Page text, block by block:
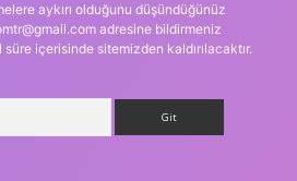
aykırı olduğunu düşündüğünüz
adresine bildirmeniz
içerisinde sitemizden kaldırılacaktır.